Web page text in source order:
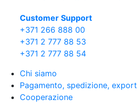
Сustomer Support
+371 266 888 00
+371 2 777 88 53
+371 2 777 88 54
Chi siamo
Pagamento, spedizione, export
Cooperazione